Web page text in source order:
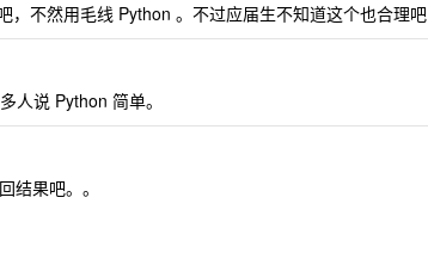
，不然用毛线 Python 。不过应届生不知道这个也合理吧
人说 Python 简单。
结果吧。。